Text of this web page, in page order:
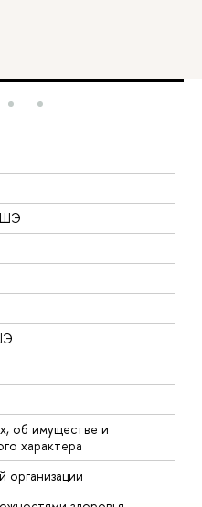
об имуществе и
характера
организации